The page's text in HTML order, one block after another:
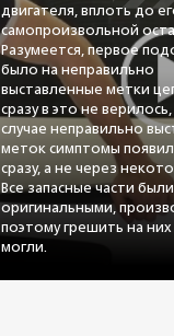
двигателя, вплоть до
самопроизвольной
Разумеется, первое
было на неправильно
выставленные метки
сразу в это не верилось,
случае неправильно
меток симптомы
сразу, а не через
Все запасные части
оригинальными,
поэтому грешить на
могли.